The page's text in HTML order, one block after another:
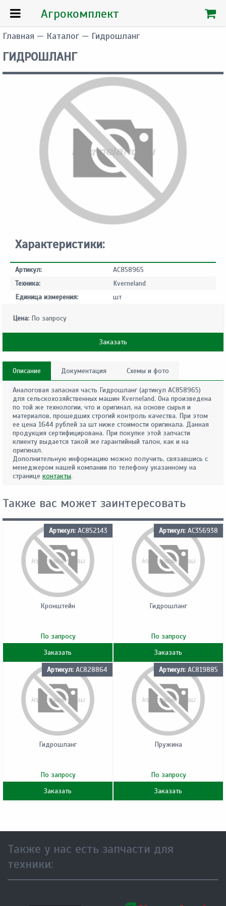
Главная — Каталог — Гидрошланг
ГИДРОШЛАНГ
Характеристики:
Артикул:
AC858965
Техника:
Kverneland
Единица измерения:
шт
Цена: По запросу
Заказать
Описание Документация Схемы и фото
Аналоговая запасная часть Гидрошланг (артикул AC858965)
для сельскохозяйственных машин Kverneland. Она произведена
по той же технологии, что и оригинал, на основе сырья и
материалов, прошедших строгий контроль качества. При этом
ее цена 1644 рублей за шт ниже стоимости оригинала. Данная
продукция сертифицирована. При покупке этой запчасти
клиенту выдается такой же гарантийный талон, как и на
оригинал.
Дополнительную информацию можно получить, связавшись с
менеджером нашей компании по телефону указанному на
странице контакты.
Также вас может заинтересовать
Артикул: AC852143
Кронштейн
По запросу
Заказать
Артикул: AC356938
Гидрошланг
По запросу
Заказать
Артикул: AC828864
Гидрошланг
По запросу
Заказать
Артикул: AC819885
Пружина
По запросу
Заказать
Также у нас есть запчасти для
техники:
Агрокомплект